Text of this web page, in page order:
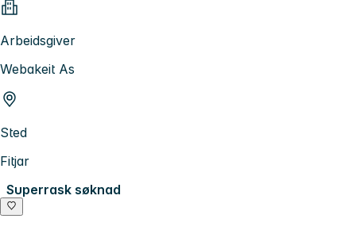
Arbeidsgiver
Webakeit As
Sted
Fitjar
Superrask søknad